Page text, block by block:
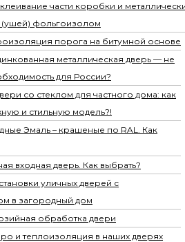
части коробки и
(ушей) фольгоизолом
порога на битумной основе
металлическая дверь — не
для России?
со стеклом для частного дома: как
и стильную модель?!
Эмаль – крашеные по RAL. Как
входная дверь. Как выбрать?
уличных дверей с
в загородный дом
обработка двери
и теплоизоляция в наших дверях